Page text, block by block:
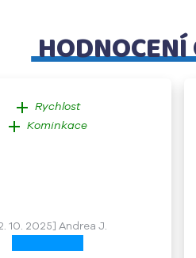
add Rychlost
add Kominkace
10. 2025] Andrea J.